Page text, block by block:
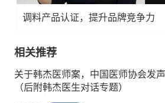
调料产品认证，提升品牌竞争力
相关推荐
关于韩杰医师案，中国医师协会发声
（后附韩杰医生对话专题）